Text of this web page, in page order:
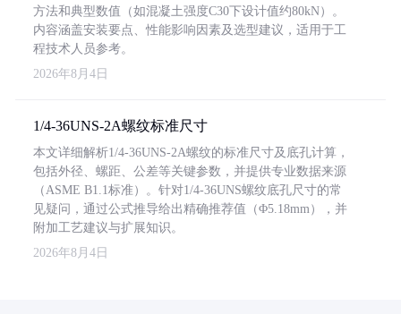
方法和典型数值（如混凝土强度C30下设计值约80kN）。
内容涵盖安装要点、性能影响因素及选型建议，适用于工
程技术人员参考。
2026年8月4日
1/4-36UNS-2A螺纹标准尺寸
本文详细解析1/4-36UNS-2A螺纹的标准尺寸及底孔计算，
包括外径、螺距、公差等关键参数，并提供专业数据来源
（ASME B1.1标准）。针对1/4-36UNS螺纹底孔尺寸的常
见疑问，通过公式推导给出精确推荐值（Φ5.18mm），并
附加工艺建议与扩展知识。
2026年8月4日